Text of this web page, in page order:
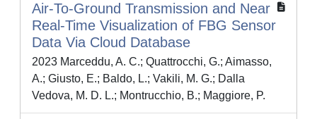
Air-To-Ground Transmission and Near
Real-Time Visualization of FBG Sensor
Data Via Cloud Database
2023 Marceddu, A. C.; Quattrocchi, G.; Aimasso,
A.; Giusto, E.; Baldo, L.; Vakili, M. G.; Dalla
Vedova, M. D. L.; Montrucchio, B.; Maggiore, P.